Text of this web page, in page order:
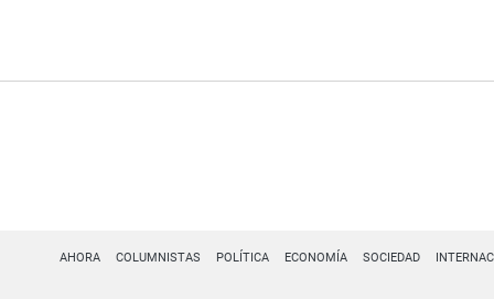
AHORA COLUMNISTAS POLÍTICA ECONOMÍA SOCIEDAD